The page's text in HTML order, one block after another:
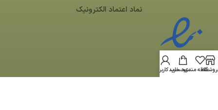
نماد اعتماد الکترونیک
علاقه مندیسبد خرید
حساب کاربری من